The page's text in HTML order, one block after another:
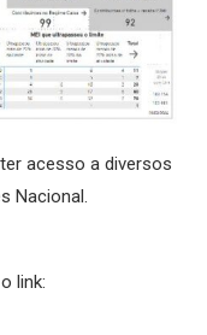
acesso a diversos
Nacional.
link: